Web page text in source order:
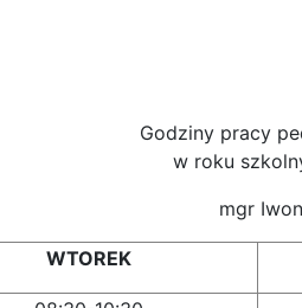
Godziny pracy
w roku
mgr
WTOREK